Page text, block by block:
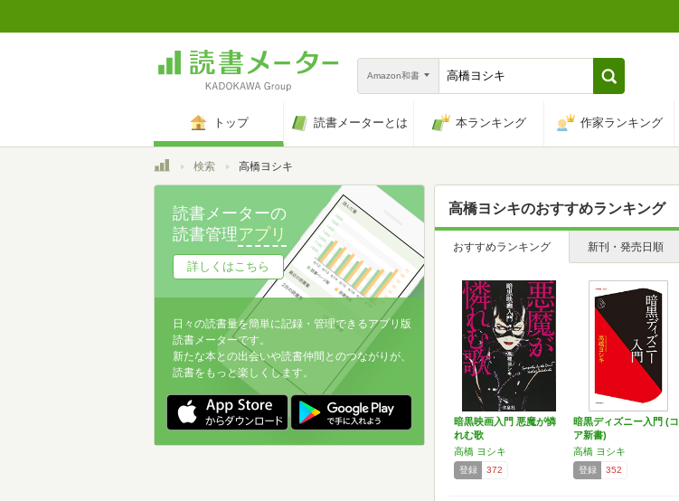
Amazon和書
トップ 読書メーターとは 本ランキング 作家ランキング
トップ検索 高橋ヨシキ
高橋ヨシキのおすすめランキング
おすすめランキング 新刊・発売日順
暗黒映画入門 悪魔が憐
れむ歌
高橋 ヨシキ
登録 372
暗黒ディズニー入門 (コ
ア新書)
高橋 ヨシキ
登録 352
読書メーターの
読書管理アプリ
詳しくはこちら
日々の読書量を簡単に記録・管理できるアプリ版
読書メーターです。
新たな本との出会いや読書仲間とのつながりが、
読書をもっと楽しくします。